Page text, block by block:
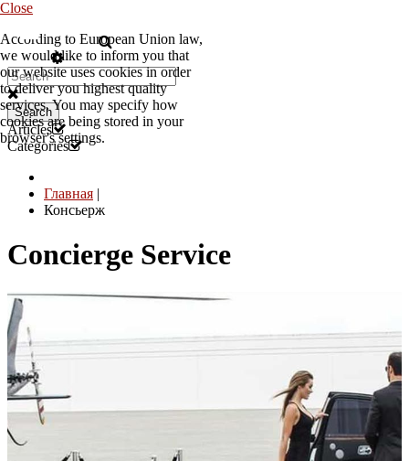
Close
According to European Union law,
we would like to inform you that
our website uses cookies in order
to deliver you highest quality
services. You may specify how
cookies are being stored in your
browser's settings.
RU
Search
Articles
Categories
Главная |
Консьерж
Concierge Service